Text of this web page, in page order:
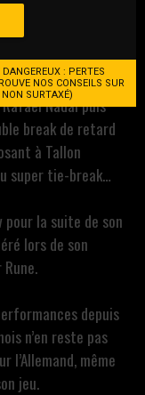
l’un des
Rome, Alexander
2024 !
Nadal puis
break de retard
à Tallon
super tie-break…
la suite de son
lors de son
depuis
n’en reste pas
l’Allemand, même
jeu.
: PERTES
NOS CONSEILS SUR
SURTAXÉ)